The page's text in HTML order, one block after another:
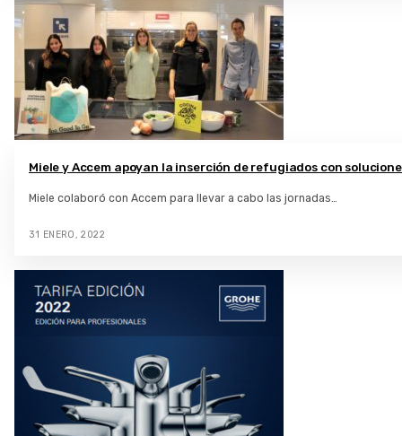
Miele y Accem apoyan la inserción de refugiados con
Miele colaboró con Accem para llevar a cabo las jornadas…
31 ENERO, 2022